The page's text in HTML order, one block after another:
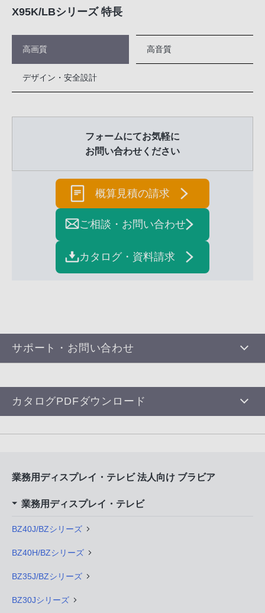
X95K/LBシリーズ 特長
高画質 高音質
デザイン・安全設計
フォームにてお気軽に
お問い合わせください
概算見積の請求
ご相談・お問い合わせ
カタログ・資料請求
サポート・お問い合わせ
カタログPDFダウンロード
業務用ディスプレイ・テレビ 法人向け ブラビア
業務用ディスプレイ・テレビ
BZ40J/BZシリーズ
BZ40H/BZシリーズ
BZ35J/BZシリーズ
BZ30Jシリーズ